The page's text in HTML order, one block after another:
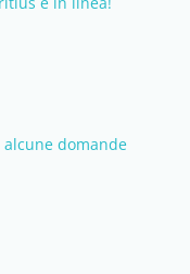
domande